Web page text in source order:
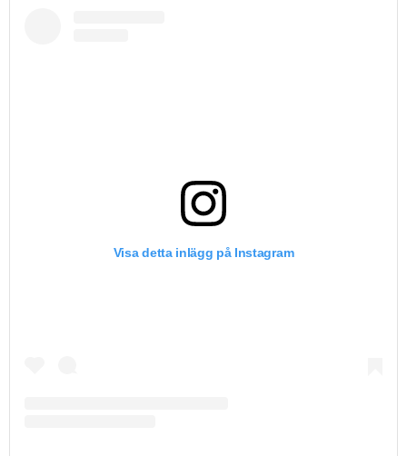
Visa detta inlägg på Instagram